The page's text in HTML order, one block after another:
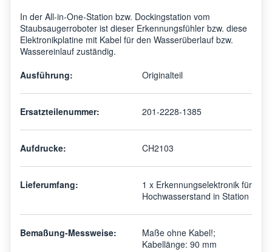
In der All-in-One-Station bzw. Dockingstation vom
Staubsaugerroboter ist dieser Erkennungsfühler bzw. diese
Elektronikplatine mit Kabel für den Wasserüberlauf bzw.
Wassereinlauf zuständig.
Ausführung:
Originalteil
Ersatzteilenummer: 201-2228-1385
Aufdrucke: CH2103
Lieferumfang:
1 x Erkennungselektronik für
Hochwasserstand in Station
Bemaßung-Messweise:
Maße ohne Kabel!;
Kabellänge: 90 mm